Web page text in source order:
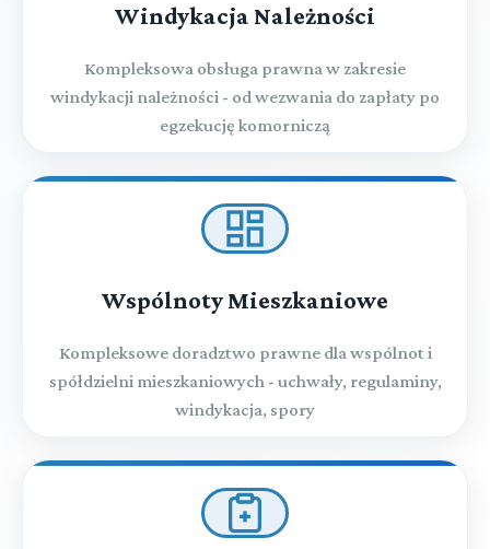
Windykacja Należności
Kompleksowa obsługa prawna w zakresie
windykacji należności - od wezwania do zapłaty po
egzekucję komorniczą
Wspólnoty Mieszkaniowe
Kompleksowe doradztwo prawne dla wspólnot i
spółdzielni mieszkaniowych - uchwały, regulaminy,
windykacja, spory